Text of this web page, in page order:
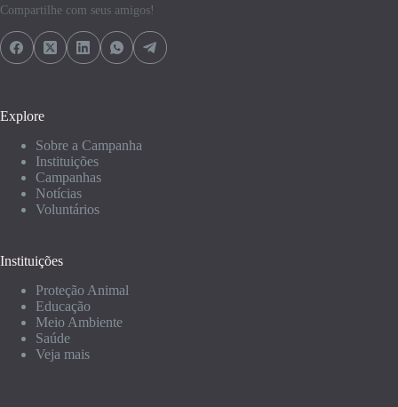
Compartilhe com seus amigos!
Explore
Sobre a Campanha
Instituições
Campanhas
Notícias
Voluntários
Instituições
Proteção Animal
Educação
Meio Ambiente
Saúde
Veja mais